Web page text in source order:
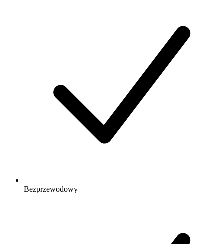
Bezprzewodowy